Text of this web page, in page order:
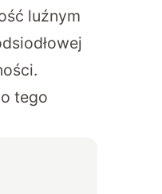
luźnym
tego